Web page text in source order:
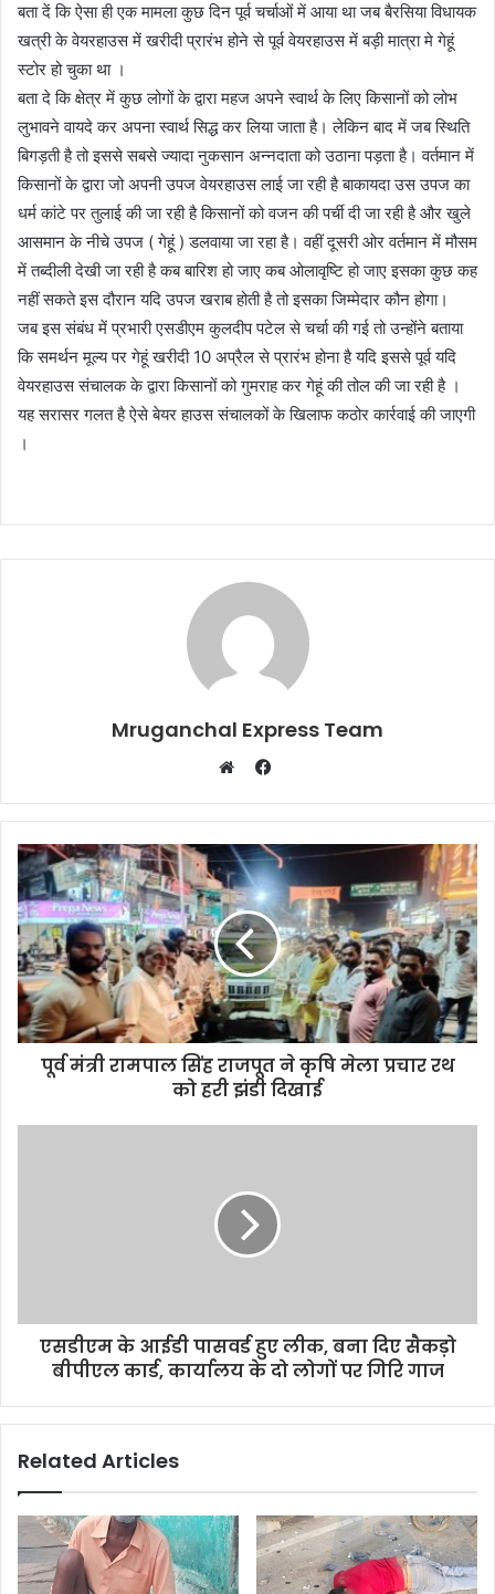
बता दें कि ऐसा ही एक मामला कुछ दिन पूर्व चर्चाओं में आया था जब बैरसिया विधायक
खत्री के वेयरहाउस में खरीदी प्रारंभ होने से पूर्व वेयरहाउस में बड़ी मात्रा मे गेहूं
स्टोर हो चुका था ।
बता दे कि क्षेत्र में कुछ लोगों के द्वारा महज अपने स्वार्थ के लिए किसानों को लोभ
लुभावने वायदे कर अपना स्वार्थ सिद्ध कर लिया जाता है। लेकिन बाद में जब स्थिति
बिगड़ती है तो इससे सबसे ज्यादा नुकसान अन्नदाता को उठाना पड़ता है। वर्तमान में
किसानों के द्वारा जो अपनी उपज वेयरहाउस लाई जा रही है बाकायदा उस उपज का
धर्म कांटे पर तुलाई की जा रही है किसानों को वजन की पर्ची दी जा रही है और खुले
आसमान के नीचे उपज ( गेहूं ) डलवाया जा रहा है। वहीं दूसरी ओर वर्तमान में मौसम
में तब्दीली देखी जा रही है कब बारिश हो जाए कब ओलावृष्टि हो जाए इसका कुछ कह
नहीं सकते इस दौरान यदि उपज खराब होती है तो इसका जिम्मेदार कौन होगा।
जब इस संबंध में प्रभारी एसडीएम कुलदीप पटेल से चर्चा की गई तो उन्होंने बताया
कि समर्थन मूल्य पर गेहूं खरीदी 10 अप्रैल से प्रारंभ होना है यदि इससे पूर्व यदि
वेयरहाउस संचालक के द्वारा किसानों को गुमराह कर गेहूं की तोल की जा रही है ।
यह सरासर गलत है ऐसे बेयर हाउस संचालकों के खिलाफ कठोर कार्रवाई की जाएगी
।
Mruganchal Express Team
Facebook
पूर्व मंत्री रामपाल सिंह राजपूत ने कृषि मेला प्रचार रथ
को हरी झंडी दिखाई
एसडीएम के आईडी पासवर्ड हुए लीक, बना दिए सैकड़ो
बीपीएल कार्ड, कार्यालय के दो लोगों पर गिरि गाज
Related Articles